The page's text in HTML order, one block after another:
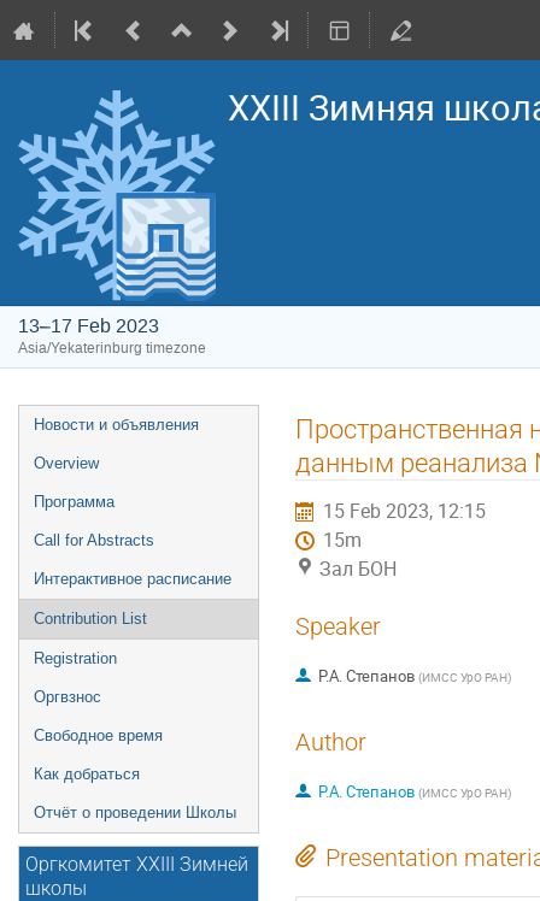
XXIII Зимняя
13–17 Feb 2023
Asia/Yekaterinburg timezone
Event
menu
Новости и объявления
Overview
Программа
Call for Abstracts
Интерактивное расписание
Contribution List
Registration
Оргвзнос
Свободное время
Как добраться
Отчёт о проведении Школы
Оргкомитет XXIII Зимней
школы
Пространственная
данным реанализа
15 Feb 2023, 12:15
15m
Зал БОН
Speaker
Р.А. Степанов (ИМСС УрО РАН)
Author
Р.А. Степанов (ИМСС УрО РАН)
Presentation